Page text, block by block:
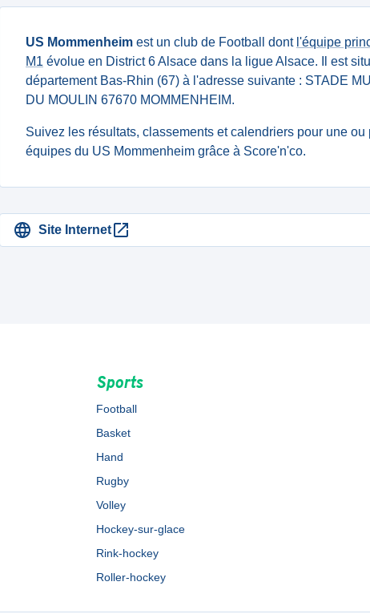
US Mommenheim est un club de Football dont l'équipe
M1 évolue en District 6 Alsace dans la ligue Alsace. Il est
département Bas-Rhin (67) à l'adresse suivante : STADE
DU MOULIN 67670 MOMMENHEIM.
Suivez les résultats, classements et calendriers pour une ou
équipes du US Mommenheim grâce à Score'n'co.
Site Internet
Sports
Football
Basket
Hand
Rugby
Volley
Hockey-sur-glace
Rink-hockey
Roller-hockey